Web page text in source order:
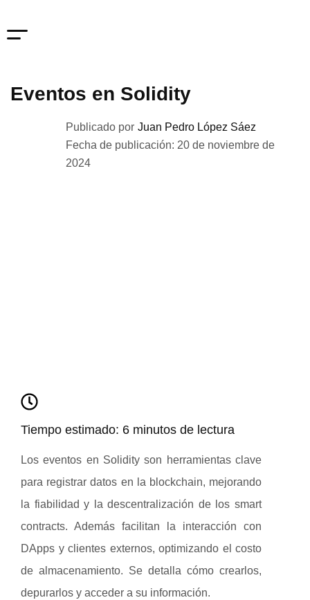
Eventos en Solidity
Publicado por Juan Pedro López Sáez
Fecha de publicación: 20 de noviembre de
2024
Tiempo estimado: 6 minutos de lectura
Los eventos en Solidity son herramientas clave
para registrar datos en la blockchain, mejorando
la fiabilidad y la descentralización de los smart
contracts. Además facilitan la interacción con
DApps y clientes externos, optimizando el costo
de almacenamiento. Se detalla cómo crearlos,
depurarlos y acceder a su información.